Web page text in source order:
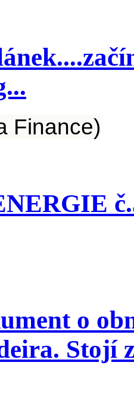
Finance)
o
Stojí